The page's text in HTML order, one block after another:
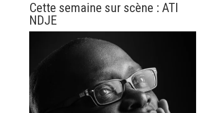
Cette semaine sur scène : ATI
NDJE